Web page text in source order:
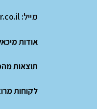
מייל:
אודות
תוצאות
לקוחות